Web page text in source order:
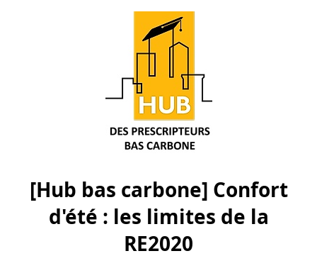
[Hub bas carbone] Confort
d'été : les limites de la
RE2020